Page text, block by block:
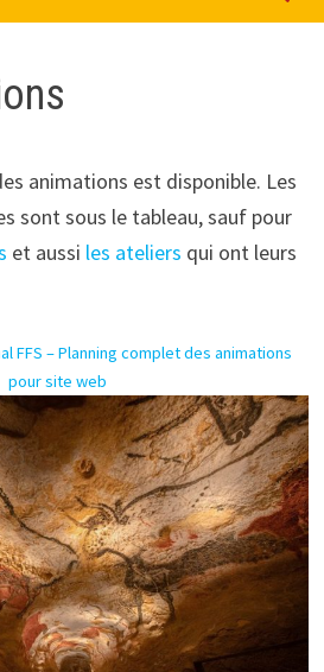
animations est disponible. Les
sont sous le tableau, sauf pour
et aussi les ateliers qui ont leurs
FFS – Planning complet des animations
pour site web